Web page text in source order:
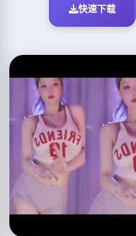
快速下载